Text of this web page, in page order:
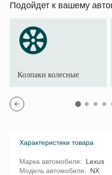
Подойдет к вашему
Колпаки колесные
Характеристики товара
Марка автомобиля
Lexus
Модель автомобиля
NX